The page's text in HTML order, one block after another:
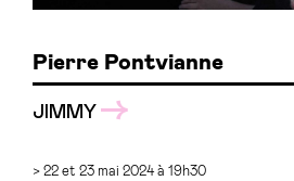
Pierre Pontvianne
JIMMY
> 22 et 23 mai 2024 à 19h30